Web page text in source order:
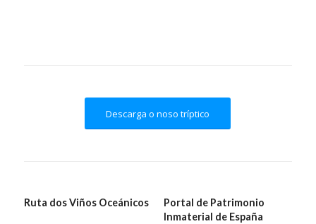
Descarga o noso tríptico
Ruta dos Viños Oceánicos
Portal de Patrimonio
Inmaterial de España